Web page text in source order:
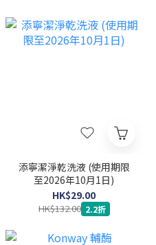
添寧潔淨乾洗液 (使用期限
至2026年10月1日)
HK$29.00
HK$132.00 2.2折